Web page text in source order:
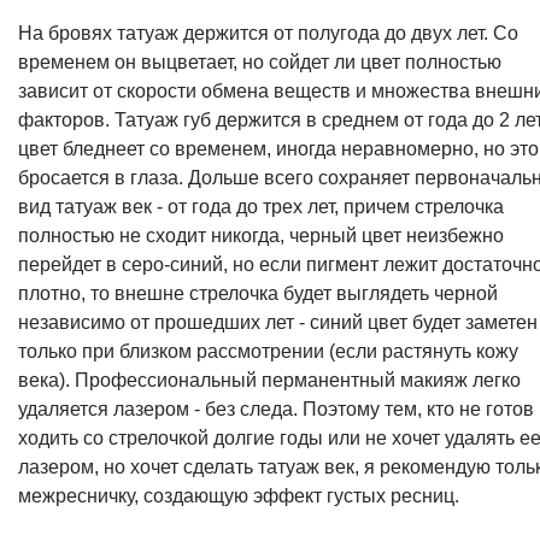
На бровях татуаж держится от полугода до двух лет. Со
временем он выцветает, но сойдет ли цвет полностью
зависит от скорости обмена веществ и множества
факторов. Татуаж губ держится в среднем от года до 2
цвет бледнеет со временем, иногда неравномерно, но
бросается в глаза. Дольше всего сохраняет
вид татуаж век - от года до трех лет, причем стрелочка
полностью не сходит никогда, черный цвет неизбежно
перейдет в серо-синий, но если пигмент лежит
плотно, то внешне стрелочка будет выглядеть черной
независимо от прошедших лет - синий цвет будет заметен
только при близком рассмотрении (если растянуть кожу
века). Профессиональный перманентный макияж легко
удаляется лазером - без следа. Поэтому тем, кто не готов
ходить со стрелочкой долгие годы или не хочет удалять ее
лазером, но хочет сделать татуаж век, я рекомендую
межресничку, создающую эффект густых ресниц.